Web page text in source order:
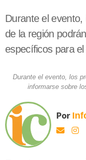
Durante el
de la región
específicos para el
Durante el evento, los
informarse sobre
Por